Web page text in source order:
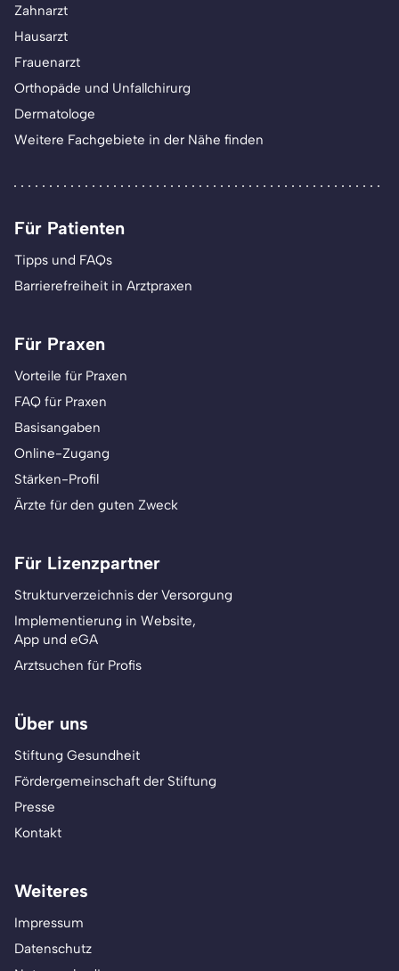
Zahnarzt
Hausarzt
Frauenarzt
Orthopäde und Unfallchirurg
Dermatologe
Weitere Fachgebiete in der Nähe finden
Für Patienten
Tipps und FAQs
Barrierefreiheit in Arztpraxen
Für Praxen
Vorteile für Praxen
FAQ für Praxen
Basisangaben
Online-Zugang
Stärken-Profil
Ärzte für den guten Zweck
Für Lizenzpartner
Strukturverzeichnis der Versorgung
Implementierung in Website,
App und eGA
Arztsuchen für Profis
Über uns
Stiftung Gesundheit
Fördergemeinschaft der Stiftung
Presse
Kontakt
Weiteres
Impressum
Datenschutz